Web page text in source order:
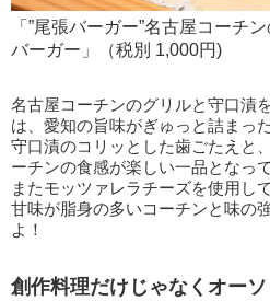
「”尾張バーガー”名古屋コーチ
バーガー」（税別 1,000円)
名古屋コーチンのグリルと守口漬
は、愛知の旨味がぎゅっと詰まっ
守口漬のコリッとした歯ごたえと
ーチンの食感が楽しい一品となっ
またモッツァレラチーズを使用し
甘味が脂身の多いコーチンと味の
よ！
創作料理だけじゃなくオー